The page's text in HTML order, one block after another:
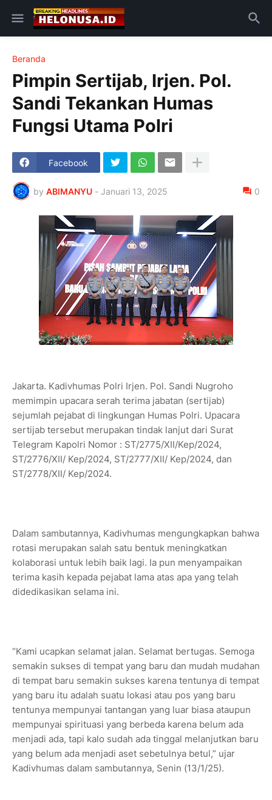
Beranda
Pimpin Sertijab, Irjen. Pol.
Sandi Tekankan Humas
Fungsi Utama Polri
Facebook
by ABIMANYU - Januari 13, 2025 0
Jakarta. Kadivhumas Polri Irjen. Pol. Sandi Nugroho
memimpin upacara serah terima jabatan (sertijab)
sejumlah pejabat di lingkungan Humas Polri. Upacara
sertijab tersebut merupakan tindak lanjut dari Surat
Telegram Kapolri Nomor : ST/2775/XII/Kep/2024,
ST/2776/XII/ Kep/2024, ST/2777/XII/ Kep/2024, dan
ST/2778/XII/ Kep/2024.
Dalam sambutannya, Kadivhumas mengungkapkan bahwa
rotasi merupakan salah satu bentuk meningkatkan
kolaborasi untuk lebih baik lagi. Ia pun menyampaikan
terima kasih kepada pejabat lama atas apa yang telah
didedikasikan selama ini.
“Kami ucapkan selamat jalan. Selamat bertugas. Semoga
semakin sukses di tempat yang baru dan mudah mudahan
di tempat baru semakin sukses karena tentunya di tempat
yang baru itu adalah suatu lokasi atau pos yang baru
tentunya mempunyai tantangan yang luar biasa ataupun
mempunyai spirituasi yang berbeda karena belum ada
menjadi ada, tapi kalo sudah ada tinggal melanjutkan baru
yang belum ada menjadi aset sebetulnya betul,” ujar
Kadivhumas dalam sambutannya, Senin (13/1/25).